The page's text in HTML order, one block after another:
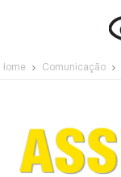
Comunicação